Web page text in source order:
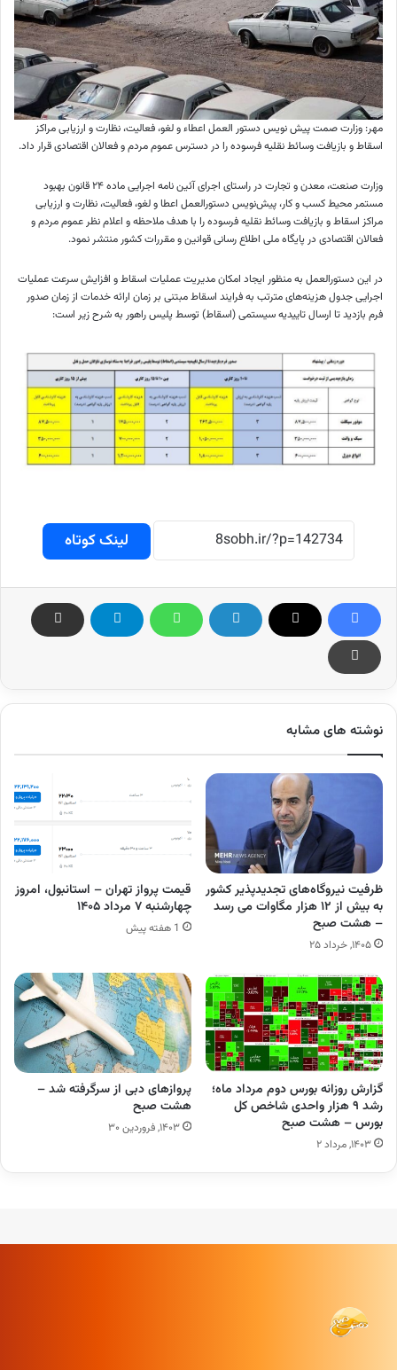
مهر: وزارت صمت پیش نویس دستور العمل اعطاء و لغو، فعالیت، نظارت و ارزیابی مراکز
اسقاط و بازیافت وسائط نقلیه فرسوده را در دسترس عموم مردم و فعالان اقتصادی قرار داد.
وزارت صنعت، معدن و تجارت در راستای اجرای آئین نامه اجرایی ماده ۲۴ قانون بهبود
مستمر محیط کسب و کار، پیش‌نویس دستورالعمل اعطا و لغو، فعالیت، نظارت و ارزیابی
مراکز اسقاط و بازیافت وسائط نقلیه فرسوده را با هدف ملاحظه و اعلام نظر عموم مردم و
فعالان اقتصادی در پایگاه ملی اطلاع رسانی قوانین و مقررات کشور منتشر نمود.
در این دستورالعمل به منظور ایجاد امکان مدیریت عملیات اسقاط و افزایش سرعت عملیات
اجرایی جدول هزینه‌های مترتب به فرایند اسقاط مبتنی بر زمان ارائه خدمات از زمان صدور
فرم بازدید تا ارسال تاییدیه سیستمی (اسقاط) توسط پلیس راهور به شرح زیر است:
لینک کوتاه
نوشته های مشابه
ظرفیت نیروگاه‌های تجدیدپذیر کشور
به بیش از ۱۲ هزار مگاوات می رسد
– هشت صبح
۱۴۰۵, خرداد ۲۵
قیمت پرواز تهران – استانبول، امروز
چهارشنبه ۷ مرداد ۱۴۰۵
1 هفته پیش
گزارش روزانه بورس دوم مرداد ماه؛
رشد ۹ هزار واحدی شاخص کل
بورس – هشت صبح
۱۴۰۳, مرداد ۲
پروازهای دبی از سرگرفته شد –
هشت صبح
۱۴۰۳, فروردین ۳۰